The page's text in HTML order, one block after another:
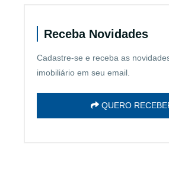
Receba Novidades
Cadastre-se e receba as
imobiliário em seu email.
QUERO